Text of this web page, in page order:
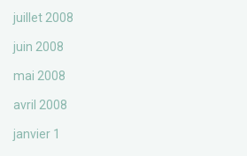
juillet 2008
juin 2008
mai 2008
avril 2008
janvier 1